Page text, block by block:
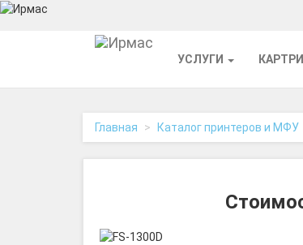
УСЛУГИ
Главная Каталог принтеров и МФУ